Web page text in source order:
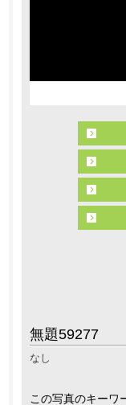
無題59277
なし
この写真のキーワ